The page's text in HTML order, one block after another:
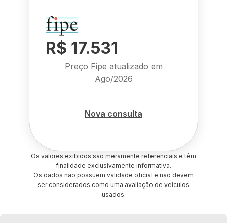
R$ 17.531
Preço Fipe atualizado em
Ago/2026
Nova consulta
Os valores exibidos são meramente referenciais e têm
finalidade exclusivamente informativa.
Os dados não possuem validade oficial e não devem
ser considerados como uma avaliação de veículos
usados.